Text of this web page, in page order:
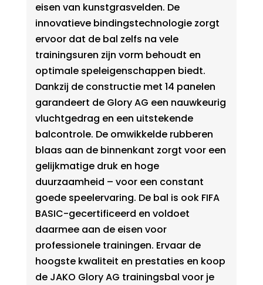
eisen van kunstgrasvelden. De
innovatieve bindingstechnologie zorgt
ervoor dat de bal zelfs na vele
trainingsuren zijn vorm behoudt en
optimale speleigenschappen biedt.
Dankzij de constructie met 14 panelen
garandeert de Glory AG een nauwkeurig
vluchtgedrag en een uitstekende
balcontrole. De omwikkelde rubberen
blaas aan de binnenkant zorgt voor een
gelijkmatige druk en hoge
duurzaamheid – voor een constant
goede speelervaring. De bal is ook FIFA
BASIC-gecertificeerd en voldoet
daarmee aan de eisen voor
professionele trainingen. Ervaar de
hoogste kwaliteit en prestaties en koop
de JAKO Glory AG trainingsbal voor je